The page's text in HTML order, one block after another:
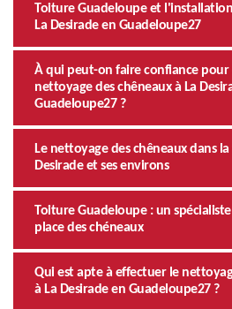
Toiture Guadeloupe et
La Desirade en Guadeloupe27
À qui peut-on faire confiance pour
nettoyage des chêneaux à La
Guadeloupe27 ?
Le nettoyage des chêneaux dans
Desirade et ses environs
Toiture Guadeloupe : un
place des chéneaux
Qui est apte à effectuer le
à La Desirade en Guadeloupe27 ?